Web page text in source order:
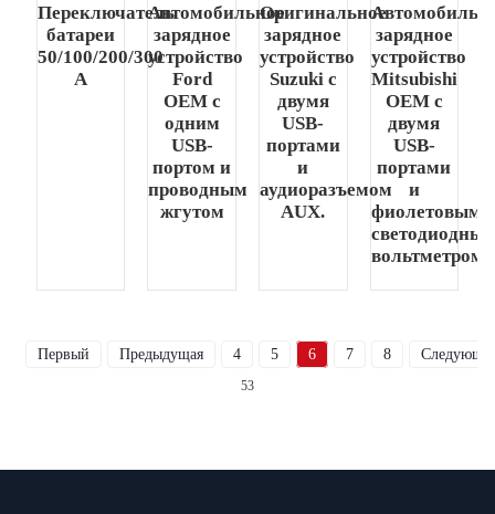
Переключатель
батареи
50/100/200/300
А
Автомобильное
зарядное
устройство
Ford
OEM с
одним
USB-
портом и
проводным
жгутом
Оригинальное
зарядное
устройство
Suzuki с
двумя
USB-
портами
и
аудиоразъемом
AUX.
зарядное
устройство
Mitsubishi
OEM с
двумя
USB-
портами
и
фиолетовым
вольтметром.
Первый Предыдущая 4 5 6 7 8
53